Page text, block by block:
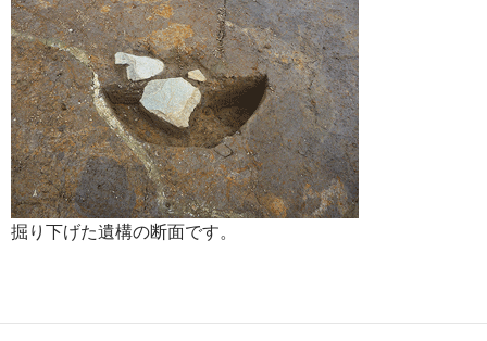
掘り下げた遺構の断面です。